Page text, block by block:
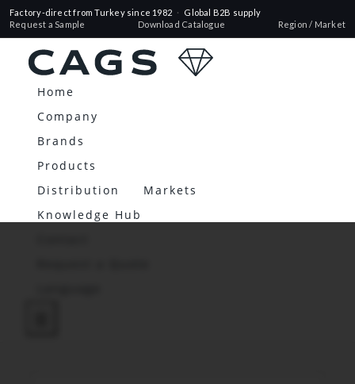
Factory-direct from Turkey since 1982 ·
Global B2B supply
Request a Sample
Download Catalogue Region / Market
Home
Company
Brands
Products
Distribution
Markets
Knowledge Hub